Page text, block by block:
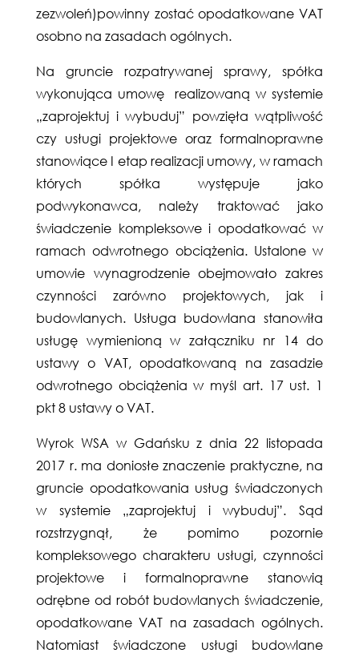
zezwoleń)powinny zostać opodatkowane VAT
osobno na zasadach ogólnych.
Na gruncie rozpatrywanej sprawy, spółka
wykonująca umowę realizowaną w systemie
„zaprojektuj i wybuduj” powzięła wątpliwość
czy usługi projektowe oraz formalnoprawne
stanowiące I etap realizacji umowy, w ramach
których spółka występuje jako
podwykonawca, należy traktować jako
świadczenie kompleksowe i opodatkować w
ramach odwrotnego obciążenia. Ustalone w
umowie wynagrodzenie obejmowało zakres
czynności zarówno projektowych, jak i
budowlanych. Usługa budowlana stanowiła
usługę wymienioną w załączniku nr 14 do
ustawy o VAT, opodatkowaną na zasadzie
odwrotnego obciążenia w myśl art. 17 ust. 1
pkt 8 ustawy o VAT.
Wyrok WSA w Gdańsku z dnia 22 listopada
2017 r. ma doniosłe znaczenie praktyczne, na
gruncie opodatkowania usług świadczonych
w systemie „zaprojektuj i wybuduj”. Sąd
rozstrzygnął, że pomimo pozornie
kompleksowego charakteru usługi, czynności
projektowe i formalnoprawne stanowią
odrębne od robót budowlanych świadczenie,
opodatkowane VAT na zasadach ogólnych.
Natomiast świadczone usługi budowlane